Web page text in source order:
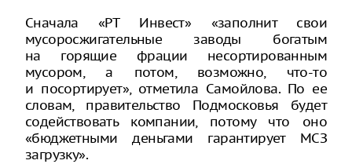
Сначала «РТ Инвест» «заполнит свои
мусоросжигательные заводы богатым
на горящие фрации несортированным
мусором, а потом, возможно, что-то
и посортирует», отметила Самойлова. По ее
словам, правительство Подмосковья будет
содействовать компании, потому что оно
«бюджетными деньгами гарантирует МСЗ
загрузку».